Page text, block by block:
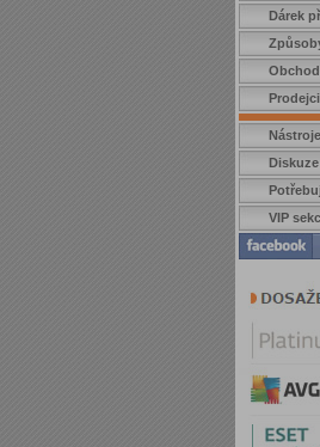
Dárek
Prodejci
Nástroje
Diskuze
VIP